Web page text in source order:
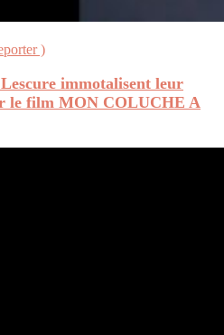
)
immotalisent leur
le film MON COLUCHE A